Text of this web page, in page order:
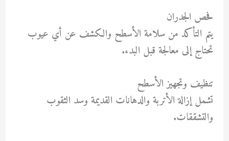
فحص الجدران
يتم التأكد من سلامة الأسطح والكشف عن أي عيوب
تحتاج إلى معالجة قبل البدء.
تنظيف وتجهيز الأسطح
تشمل إزالة الأتربة والدهانات القديمة وسد الثقوب
والتشققات.